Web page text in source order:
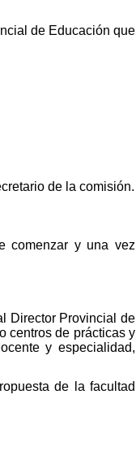
de Educación que
de la comisión.
comenzar y una vez
Director Provincial de
centros de prácticas y
y especialidad,
de la facultad